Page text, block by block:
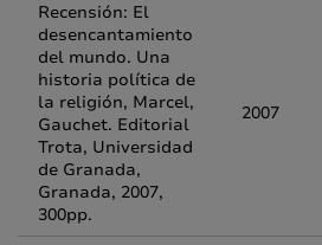
Recensión: El
desencantamiento
del mundo. Una
historia política de
la religión, Marcel,
Gauchet. Editorial
Trota, Universidad
de Granada,
Granada, 2007,
300pp.
2007